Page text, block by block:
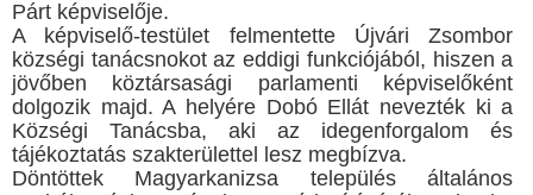
Párt képviselője.
A képviselő-testület felmentette Újvári Zsombor
községi tanácsnokot az eddigi funkciójából, hiszen a
jövőben köztársasági parlamenti képviselőként
dolgozik majd. A helyére Dobó Ellát nevezték ki a
Községi Tanácsba, aki az idegenforgalom és
tájékoztatás szakterülettel lesz megbízva.
Döntöttek Magyarkanizsa település általános